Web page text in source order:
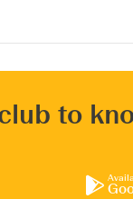
to